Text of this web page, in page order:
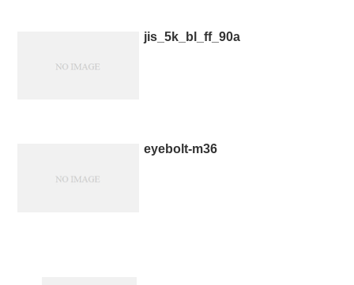
jis_5k_bl_ff_90a
eyebolt-m36